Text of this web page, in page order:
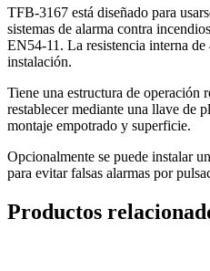
TFB-3167 está diseñado para
sistemas de alarma contra
EN54-11. La resistencia interna
instalación.
Tiene una estructura de operación
restablecer mediante una llave de
montaje empotrado y superficie.
Opcionalmente se puede instalar
para evitar falsas alarmas por
Productos